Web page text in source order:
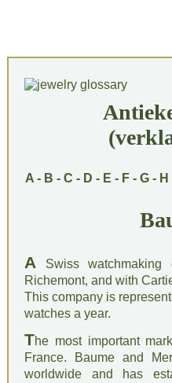
A - B - C - D - E - F - G - H
A Swiss
Richemont, and with
This company is
watches a year.
The most important
France. Baume and
worldwide and has